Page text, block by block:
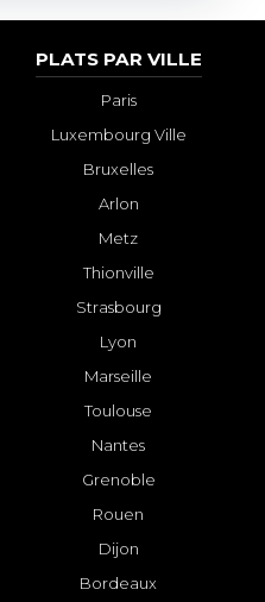
PLATS PAR VILLE
Paris
Luxembourg Ville
Bruxelles
Arlon
Metz
Thionville
Strasbourg
Lyon
Marseille
Toulouse
Nantes
Grenoble
Rouen
Dijon
Bordeaux